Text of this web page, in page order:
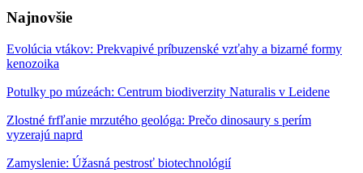
Najnovšie
Evolúcia vtákov: Prekvapivé príbuzenské vzťahy a bizarné formy
kenozoika
Potulky po múzeách: Centrum biodiverzity Naturalis v Leidene
Zlostné frfľanie mrzutého geológa: Prečo dinosaury s perím
vyzerajú naprd
Zamyslenie: Úžasná pestrosť biotechnológií